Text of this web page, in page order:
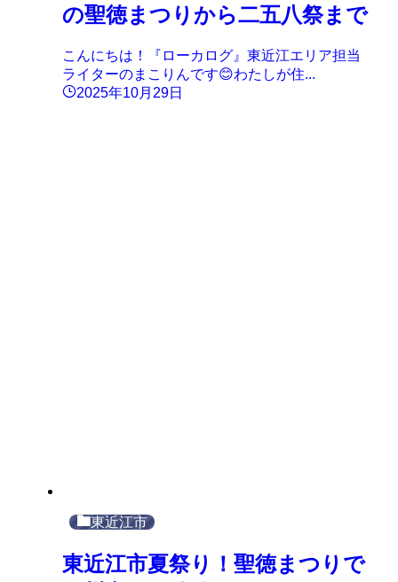
の聖徳まつりから二五八祭まで
こんにちは！『ローカログ』東近江エリア担当
ライターのまこりんです😊わたしが住...
2025年10月29日
東近江市
東近江市夏祭り！聖徳まつりで